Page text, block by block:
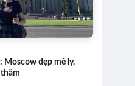
Moscow đẹp mê ly,